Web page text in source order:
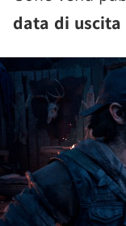
data di uscita